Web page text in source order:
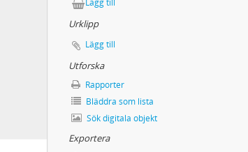
Lägg till
Urklipp
Lägg till
Utforska
Rapporter
Bläddra som lista
Sök digitala objekt
Exportera